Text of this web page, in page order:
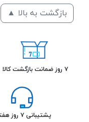
بازگشت به بالا ▲
۷ روز ضمانت بازگشت کالا
پشتیبانی ۷ روز هفته